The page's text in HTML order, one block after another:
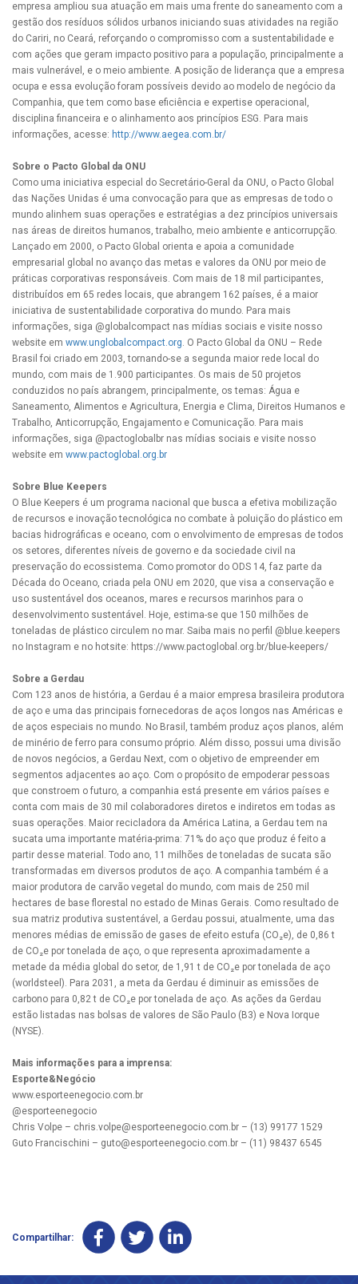
empresa ampliou sua atuação em mais uma frente do saneamento com a
gestão dos resíduos sólidos urbanos iniciando suas atividades na região
do Cariri, no Ceará, reforçando o compromisso com a sustentabilidade e
com ações que geram impacto positivo para a população, principalmente a
mais vulnerável, e o meio ambiente. A posição de liderança que a empresa
ocupa e essa evolução foram possíveis devido ao modelo de negócio da
Companhia, que tem como base eficiência e expertise operacional,
disciplina financeira e o alinhamento aos princípios ESG. Para mais
informações, acesse: http://www.aegea.com.br/
Sobre o Pacto Global da ONU
Como uma iniciativa especial do Secretário-Geral da ONU, o Pacto Global
das Nações Unidas é uma convocação para que as empresas de todo o
mundo alinhem suas operações e estratégias a dez princípios universais
nas áreas de direitos humanos, trabalho, meio ambiente e anticorrupção.
Lançado em 2000, o Pacto Global orienta e apoia a comunidade
empresarial global no avanço das metas e valores da ONU por meio de
práticas corporativas responsáveis. Com mais de 18 mil participantes,
distribuídos em 65 redes locais, que abrangem 162 países, é a maior
iniciativa de sustentabilidade corporativa do mundo. Para mais
informações, siga @globalcompact nas mídias sociais e visite nosso
website em www.unglobalcompact.org. O Pacto Global da ONU – Rede
Brasil foi criado em 2003, tornando-se a segunda maior rede local do
mundo, com mais de 1.900 participantes. Os mais de 50 projetos
conduzidos no país abrangem, principalmente, os temas: Água e
Saneamento, Alimentos e Agricultura, Energia e Clima, Direitos Humanos e
Trabalho, Anticorrupção, Engajamento e Comunicação. Para mais
informações, siga @pactoglobalbr nas mídias sociais e visite nosso
website em www.pactoglobal.org.br
Sobre Blue Keepers
O Blue Keepers é um programa nacional que busca a efetiva mobilização
de recursos e inovação tecnológica no combate à poluição do plástico em
bacias hidrográficas e oceano, com o envolvimento de empresas de todos
os setores, diferentes níveis de governo e da sociedade civil na
preservação do ecossistema. Como promotor do ODS 14, faz parte da
Década do Oceano, criada pela ONU em 2020, que visa a conservação e
uso sustentável dos oceanos, mares e recursos marinhos para o
desenvolvimento sustentável. Hoje, estima-se que 150 milhões de
toneladas de plástico circulem no mar. Saiba mais no perfil @blue.keepers
no Instagram e no hotsite: https://www.pactoglobal.org.br/blue-keepers/
Sobre a Gerdau
Com 123 anos de história, a Gerdau é a maior empresa brasileira produtora
de aço e uma das principais fornecedoras de aços longos nas Américas e
de aços especiais no mundo. No Brasil, também produz aços planos, além
de minério de ferro para consumo próprio. Além disso, possui uma divisão
de novos negócios, a Gerdau Next, com o objetivo de empreender em
segmentos adjacentes ao aço. Com o propósito de empoderar pessoas
que constroem o futuro, a companhia está presente em vários países e
conta com mais de 30 mil colaboradores diretos e indiretos em todas as
suas operações. Maior recicladora da América Latina, a Gerdau tem na
sucata uma importante matéria-prima: 71% do aço que produz é feito a
partir desse material. Todo ano, 11 milhões de toneladas de sucata são
transformadas em diversos produtos de aço. A companhia também é a
maior produtora de carvão vegetal do mundo, com mais de 250 mil
hectares de base florestal no estado de Minas Gerais. Como resultado de
sua matriz produtiva sustentável, a Gerdau possui, atualmente, uma das
menores médias de emissão de gases de efeito estufa (CO₂e), de 0,86 t
de CO₂e por tonelada de aço, o que representa aproximadamente a
metade da média global do setor, de 1,91 t de CO₂e por tonelada de aço
(worldsteel). Para 2031, a meta da Gerdau é diminuir as emissões de
carbono para 0,82 t de CO₂e por tonelada de aço. As ações da Gerdau
estão listadas nas bolsas de valores de São Paulo (B3) e Nova Iorque
(NYSE).
Mais informações para a imprensa:
Esporte&Negócio
www.esporteenegocio.com.br
@esporteenegocio
Chris Volpe – chris.volpe@esporteenegocio.com.br – (13) 99177 1529
Guto Francischini – guto@esporteenegocio.com.br – (11) 98437 6545
Compartilhar: